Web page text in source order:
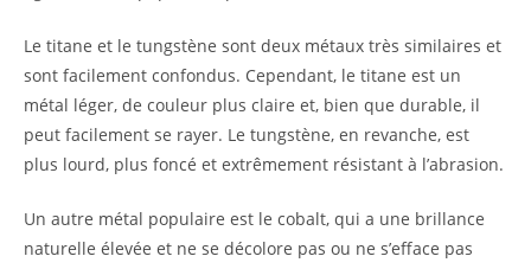
Le titane et le tungstène sont deux métaux très similaires et
sont facilement confondus. Cependant, le titane est un
métal léger, de couleur plus claire et, bien que durable, il
peut facilement se rayer. Le tungstène, en revanche, est
plus lourd, plus foncé et extrêmement résistant à l’abrasion.
Un autre métal populaire est le cobalt, qui a une brillance
naturelle élevée et ne se décolore pas ou ne s’efface pas